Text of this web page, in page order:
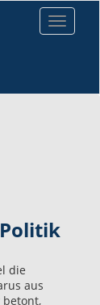
Toggle
die
aus
betont,